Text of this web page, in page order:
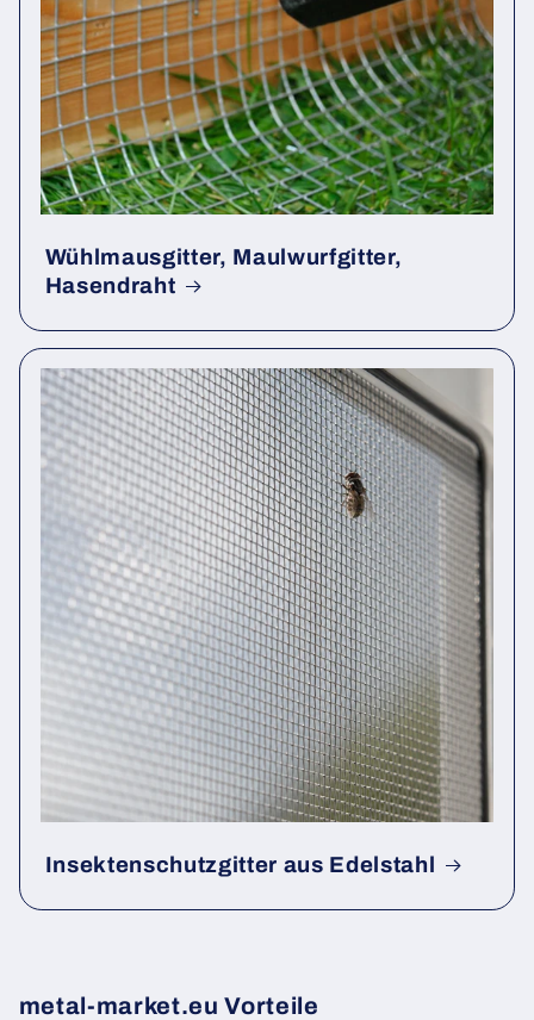
Wühlmausgitter, Maulwurfgitter,
Hasendraht
Insektenschutzgitter aus Edelstahl
metal-market.eu Vorteile